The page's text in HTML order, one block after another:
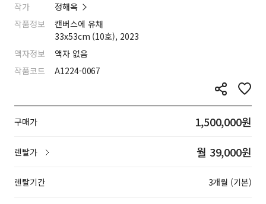
작가
정해옥
작품정보
캔버스에 유채
33x53cm (10호), 2023
액자정보
액자 없음
작품코드
A1224-0067
구매가 1,500,000원
렌탈가 월 39,000원
렌탈기간 3개월 (기본)